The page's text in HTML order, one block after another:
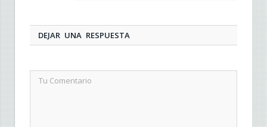
DEJAR UNA RESPUESTA